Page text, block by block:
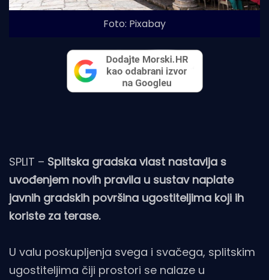
Foto: Pixabay
SPLIT – Splitska gradska vlast nastavlja s
uvođenjem novih pravila u sustav naplate
javnih gradskih površina ugostiteljima koji ih
koriste za terase.
U valu poskupljenja svega i svačega, splitskim
ugostiteljima čiji prostori se nalaze u